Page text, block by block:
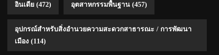
อินเดีย (472) อุตสาหกรรมพื้นฐาน (457)
อุปกรณ์สำหรับสิ่งอำนวยความสะดวกสาธารณะ / การพัฒนา
เมือง (114)